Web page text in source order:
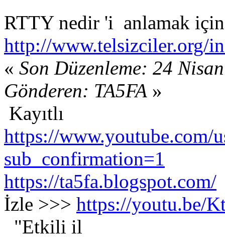
RTTY nedir 'i anlamak için
http://www.telsizciler.org/
« Son Düzenleme: 24
Gönderen: TA5FA »
Kayıtlı
https://www.youtube.com/
sub_confirmation=1
https://ta5fa.blogspot.com/
İzle >>> https://youtu.be/
"Etkili il